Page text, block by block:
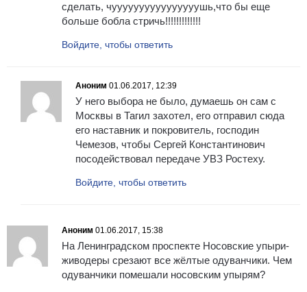
сделать, чуууууууууууууууушь,что бы еще
больше бобла стричь!!!!!!!!!!!!!
Войдите, чтобы ответить
Аноним 01.06.2017, 12:39
У него выбора не было, думаешь он сам с
Москвы в Тагил захотел, его отправил сюда
его наставник и покровитель, господин
Чемезов, чтобы Сергей Константинович
посодействовал передаче УВЗ Ростеху.
Войдите, чтобы ответить
Аноним 01.06.2017, 15:38
На Ленинградском проспекте Носовские упыри-
живодеры срезают все жёлтые одуванчики. Чем
одуванчики помешали носовским упырям?